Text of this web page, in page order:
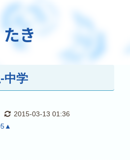
たき
中学
2015-03-13 01:36